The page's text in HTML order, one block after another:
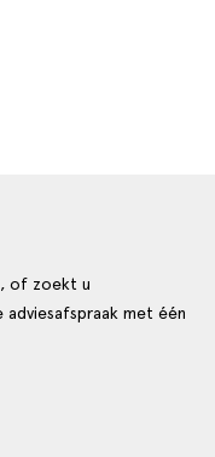
of zoekt u
adviesafspraak met één